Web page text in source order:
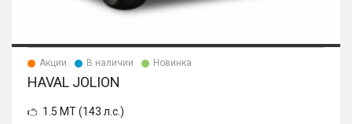
Акции В наличии Новинка
HAVAL JOLION
1.5 MT (143 л.с.)